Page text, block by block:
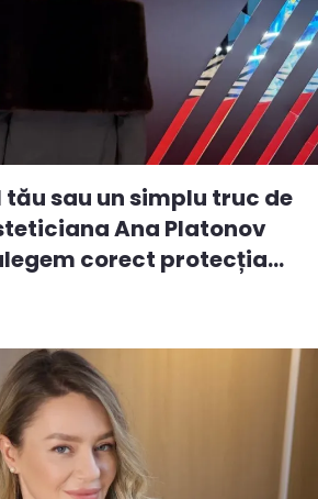
tău sau un simplu truc de
Ana Platonov
corect protecția